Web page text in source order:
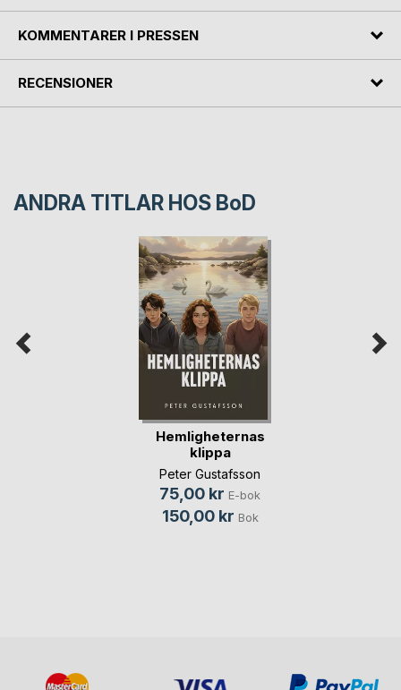
KOMMENTARER I PRESSEN
RECENSIONER
ANDRA TITLAR HOS BoD
Hemligheternas
klippa
Peter Gustafsson
75,00 kr E-bok
150,00 kr Bok